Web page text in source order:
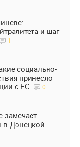
и шаг
1
социально-
принесло
с ЕС
0
замечает
в Донецкой